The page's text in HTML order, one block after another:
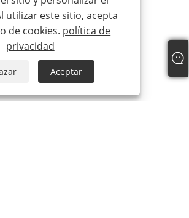
utilizar este sitio, acepta
de cookies. política de
privacidad
Aceptar